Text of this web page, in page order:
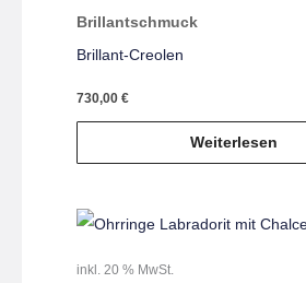
Brillantschmuck
Brillant-Creolen
730,00 €
Weiterlesen
inkl. 20 % MwSt.